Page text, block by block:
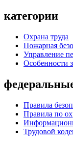
категории
Охрана труда
Пожарная
Управление
Особенности
Правила
Правила по
Трудовой